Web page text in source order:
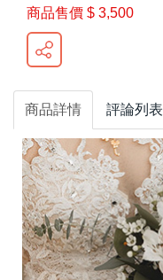
商品售價 $ 3,500
商品詳情 評論列表